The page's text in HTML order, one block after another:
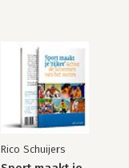
Rico Schuijers